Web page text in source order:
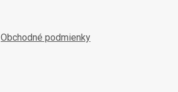
Obchodné podmienky